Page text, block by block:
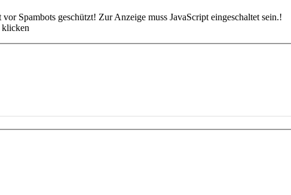
Spambots geschützt! Zur Anzeige muss JavaScript eingeschaltet sein.!
klicken